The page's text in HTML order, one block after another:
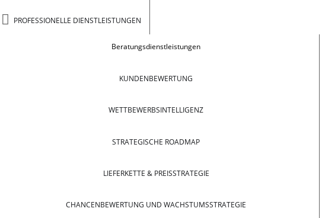
PROFESSIONELLE DIENSTLEISTUNGEN
Beratungsdienstleistungen
KUNDENBEWERTUNG
WETTBEWERBSINTELLIGENZ
STRATEGISCHE ROADMAP
LIEFERKETTE & PREISSTRATEGIE
CHANCENBEWERTUNG UND WACHSTUMSSTRATEGIE